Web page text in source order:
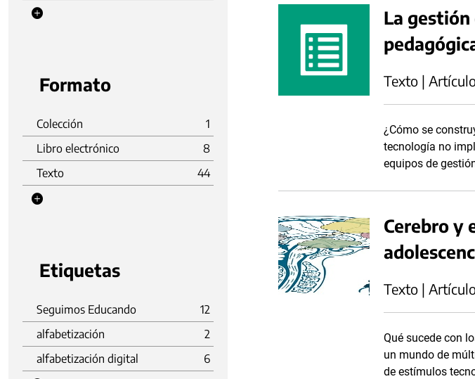
Formato
Colección
1
Libro electrónico
8
Texto
44
Etiquetas
Seguimos Educando
12
alfabetización
2
alfabetización digital
6
La
Texto |
¿Cómo se
tecnología no
equipos de
Cerebro y
Texto |
Qué sucede con
un mundo de
de estímulos